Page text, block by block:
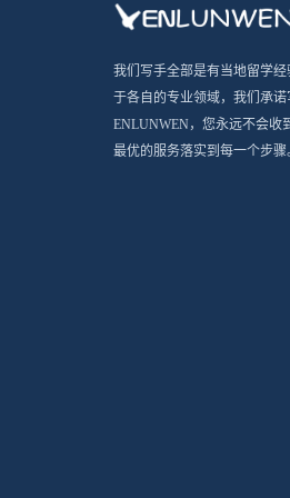
我们写手全部是有当地留学
于各自的专业领域，我们承
ENLUNWEN，您永远不会收
最优的服务落实到每一个步骤